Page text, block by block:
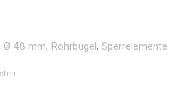
Ø 48 mm, Rohrbügel, Sperrelemente